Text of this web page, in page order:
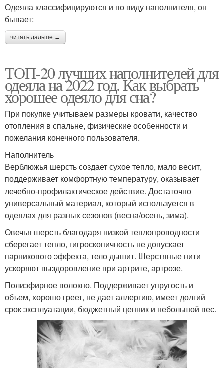
Одеяла классифицируются и по виду наполнителя, он
бывает:
читать дальше →
ТОП-20 лучших наполнителей для
одеяла на 2022 год. Как выбрать
хорошее одеяло для сна?
При покупке учитываем размеры кровати, качество
отопления в спальне, физические особенности и
пожелания конечного пользователя.
Наполнитель
Верблюжья шерсть создает сухое тепло, мало весит,
поддерживает комфортную температуру, оказывает
лечебно-профилактическое действие. Достаточно
универсальный материал, который используется в
одеялах для разных сезонов (весна/осень, зима).
Овечья шерсть благодаря низкой теплопроводности
сберегает тепло, гигроскопичность не допускает
парникового эффекта, тело дышит. Шерстяные нити
ускоряют выздоровление при артрите, артрозе.
Полиэфирное волокно. Поддерживает упругость и
объем, хорошо греет, не дает аллергию, имеет долгий
срок эксплуатации, бюджетный ценник и небольшой вес.